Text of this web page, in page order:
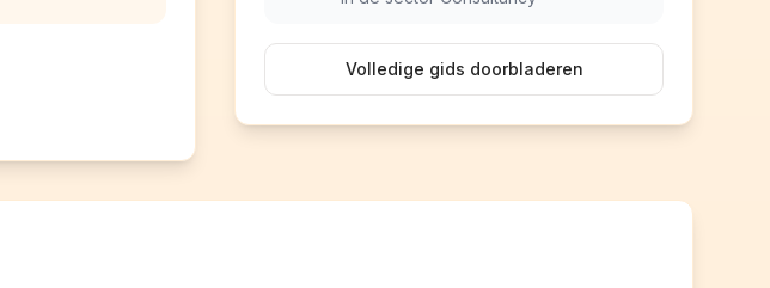
Volledige gids doorbladeren